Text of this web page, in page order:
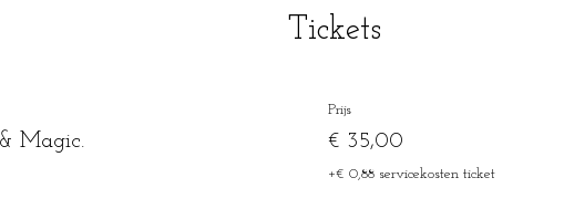
Tickets
Magic.
Prijs
€ 35,00
+€ 0,88 servicekosten ticket